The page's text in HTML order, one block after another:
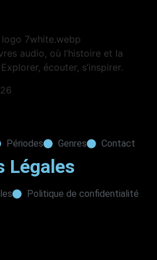
audio, où l’histoire et la
écouter, s’inspirer.
Périodes Genres Contact
Légales
Politique de confidentialité